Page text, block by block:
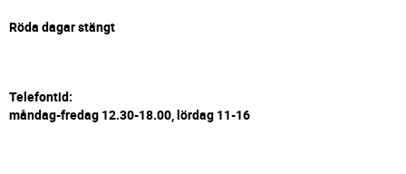
Röda dagar stängt
Telefontid:
måndag-fredag 12.30-18.00, lördag 11-16